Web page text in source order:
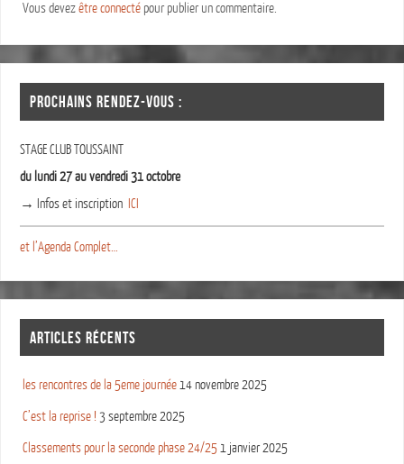
Vous devezêtre connecté pour publier un commentaire.
PROCHAINS RENDEZ-VOUS :
STAGE CLUB TOUSSAINT
du lundi 27 au vendredi 31 octobre
→ Infos et inscription ICI
et l’Agenda Complet…
ARTICLES RÉCENTS
les rencontres de la 5eme journée14 novembre 2025
C’est la reprise ! 3 septembre 2025
Classements pour la seconde phase 24/251 janvier 2025